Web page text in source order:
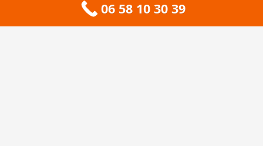
Contact
06 58 10 30 39